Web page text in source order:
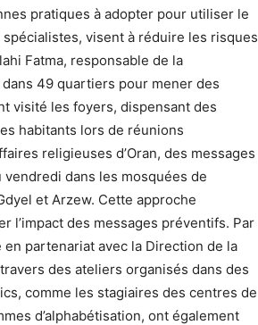
pratiques à adopter pour utiliser le
visent à réduire les risques
Fatma, responsable de la
49 quartiers pour mener des
visité les foyers, dispensant des
habitants lors de réunions
religieuses d’Oran, des messages
dans les mosquées de
et Arzew. Cette approche
l’impact des messages préventifs. Par
partenariat avec la Direction de la
des ateliers organisés dans des
comme les stagiaires des centres de
d’alphabétisation, ont également